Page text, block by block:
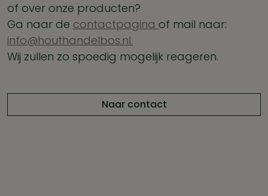
of over onze producten?
Ga naar de contactpagina of mail naar:
info@houthandelbos.nl.
Wij zullen zo spoedig mogelijk reageren.
Naar contact